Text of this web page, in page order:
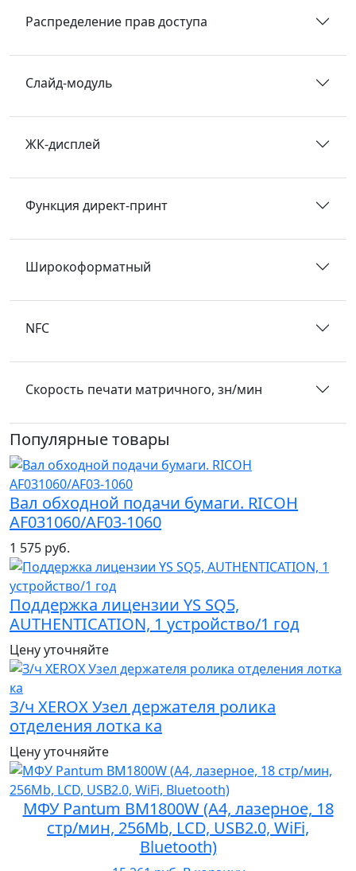
Распределение прав доступа
Слайд-модуль
ЖК-дисплей
Функция директ-принт
Широкоформатный
NFC
Скорость печати матричного, зн/мин
Популярные товары
Вал обходной подачи бумаги. RICOH
AF031060/AF03-1060
1 575 руб.
Поддержка лицензии YS SQ5,
AUTHENTICATION, 1 устройство/1 год
Цену уточняйте
З/ч XEROX Узел держателя ролика
отделения лотка ка
Цену уточняйте
МФУ Pantum BM1800W (А4, лазерное, 18
стр/мин, 256Mb, LCD, USB2.0, WiFi,
Bluetooth)